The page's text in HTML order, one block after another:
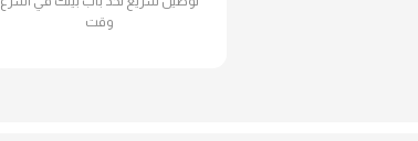
وقت